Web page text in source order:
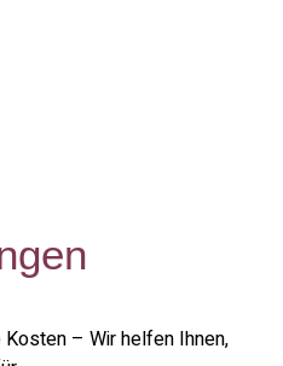
– Wir helfen Ihnen,